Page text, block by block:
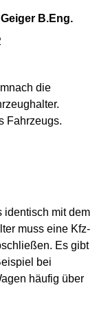
B.Eng.
die
Fahrzeugs.
identisch mit dem
muss eine Kfz-
Es gibt
bei
häufig über